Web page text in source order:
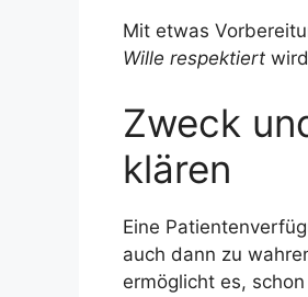
Mit etwas
Wille respektiert
Zweck
klären
Eine
auch dann zu
ermöglicht es,